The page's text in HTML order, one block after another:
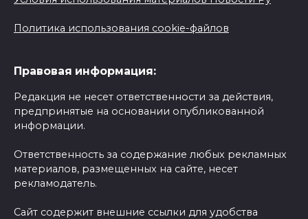
Политика использования cookie-файлов
Правовая информация:
Редакция не несет ответственности за действия,
предпринятые на основании опубликованной
информации.
Ответственность за содержание любых рекламных
материалов, размещенных на сайте, несет
рекламодатель.
Сайт содержит внешние ссылки для удобства